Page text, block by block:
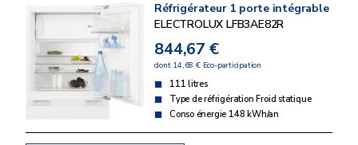
Réfrigérateur 1 porte intégrable
ELECTROLUX LFB3AE82R
844,67 €
dont 14,68 € Eco-participation
111 litres
Type de réfrigération Froid statique
Conso énergie 148 kWh/an